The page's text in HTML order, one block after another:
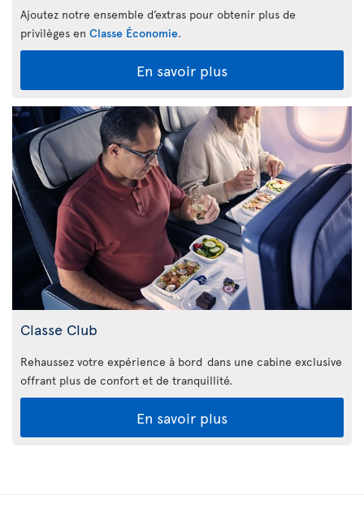
Ajoutez notre ensemble d’extras pour obtenir plus de
privilèges en Classe Économie.
En savoir plus
Classe Club
Rehaussez votre expérience à bord dans une cabine exclusive
offrant plus de confort et de tranquillité.
En savoir plus